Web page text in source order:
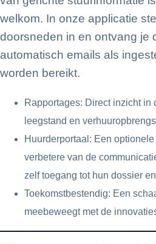
welkom. In onze applicatie
doorsneden in en ontvang je
automatisch emails als
worden bereikt.
Rapportages: Direct inzicht in
leegstand en
Huurderportaal: Een
verbetere van de
zelf toegang tot hun dossier
Toekomstbestendig: Een
meebeweegt met de